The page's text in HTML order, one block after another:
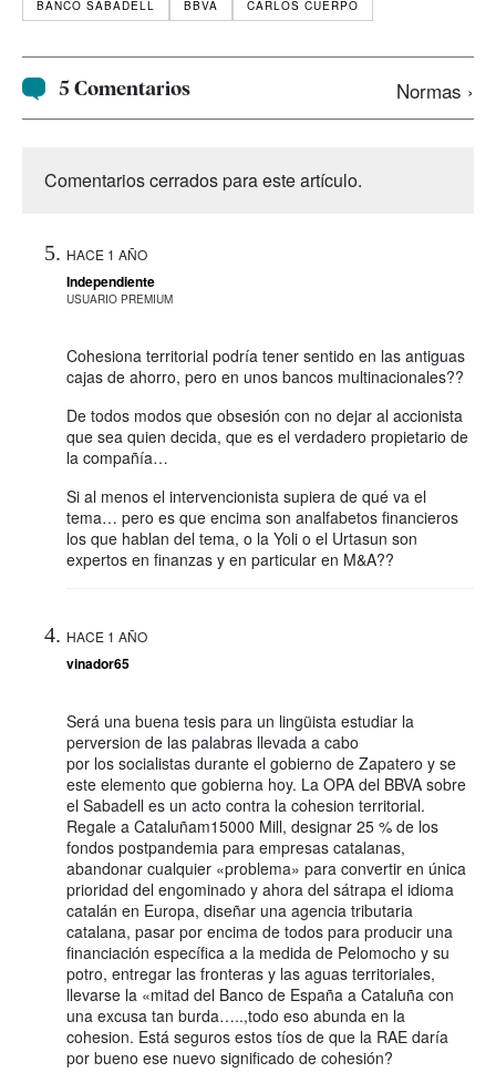
BANCO SABADELL BBVA CARLOS CUERPO
5 Comentarios Normas ›
Comentarios cerrados para este artículo.
HACE 1 AÑO
Independiente
USUARIO PREMIUM
Cohesiona territorial podría tener sentido en las antiguas
cajas de ahorro, pero en unos bancos multinacionales??
De todos modos que obsesión con no dejar al accionista
que sea quien decida, que es el verdadero propietario de
la compañía…
Si al menos el intervencionista supiera de qué va el
tema… pero es que encima son analfabetos financieros
los que hablan del tema, o la Yoli o el Urtasun son
expertos en finanzas y en particular en M&A??
HACE 1 AÑO
vinador65
Será una buena tesis para un lingüista estudiar la
perversion de las palabras llevada a cabo
por los socialistas durante el gobierno de Zapatero y se
este elemento que gobierna hoy. La OPA del BBVA sobre
el Sabadell es un acto contra la cohesion territorial.
Regale a Cataluñam15000 Mill, designar 25 % de los
fondos postpandemia para empresas catalanas,
abandonar cualquier «problema» para convertir en única
prioridad del engominado y ahora del sátrapa el idioma
catalán en Europa, diseñar una agencia tributaria
catalana, pasar por encima de todos para producir una
financiación específica a la medida de Pelomocho y su
potro, entregar las fronteras y las aguas territoriales,
llevarse la «mitad del Banco de España a Cataluña con
una excusa tan burda…..,todo eso abunda en la
cohesion. Está seguros estos tíos de que la RAE daría
por bueno ese nuevo significado de cohesión?